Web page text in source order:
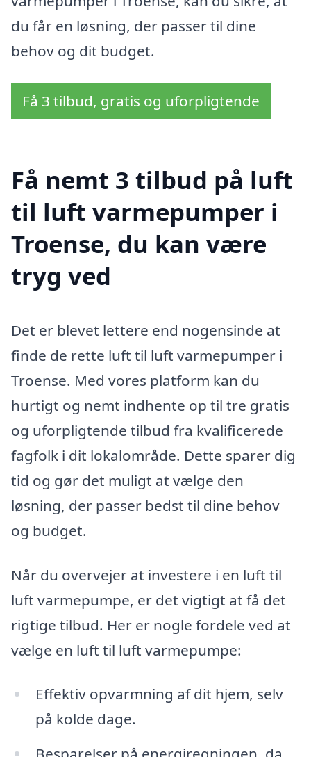
du får en løsning, der passer til dine
behov og dit budget.
Få 3 tilbud, gratis og uforpligtende
Få nemt 3 tilbud på luft
til luft varmepumper i
Troense, du kan være
tryg ved
Det er blevet lettere end nogensinde at
finde de rette luft til luft varmepumper i
Troense. Med vores platform kan du
hurtigt og nemt indhente op til tre gratis
og uforpligtende tilbud fra kvalificerede
fagfolk i dit lokalområde. Dette sparer dig
tid og gør det muligt at vælge den
løsning, der passer bedst til dine behov
og budget.
Når du overvejer at investere i en luft til
luft varmepumpe, er det vigtigt at få det
rigtige tilbud. Her er nogle fordele ved at
vælge en luft til luft varmepumpe:
Effektiv opvarmning af dit hjem, selv
på kolde dage.